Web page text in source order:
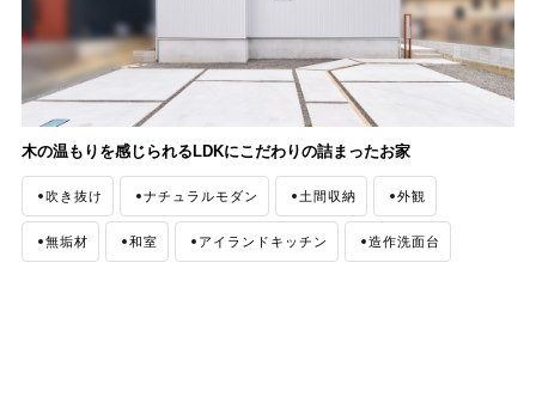
木の温もりを感じられるLDKにこだわりの詰まったお家
吹き抜け ナチュラルモダン 土間収納 外観
無垢材 和室 アイランドキッチン 造作洗面台